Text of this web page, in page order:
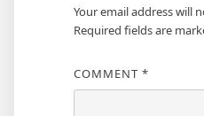
Your email address will
Required fields are
COMMENT *